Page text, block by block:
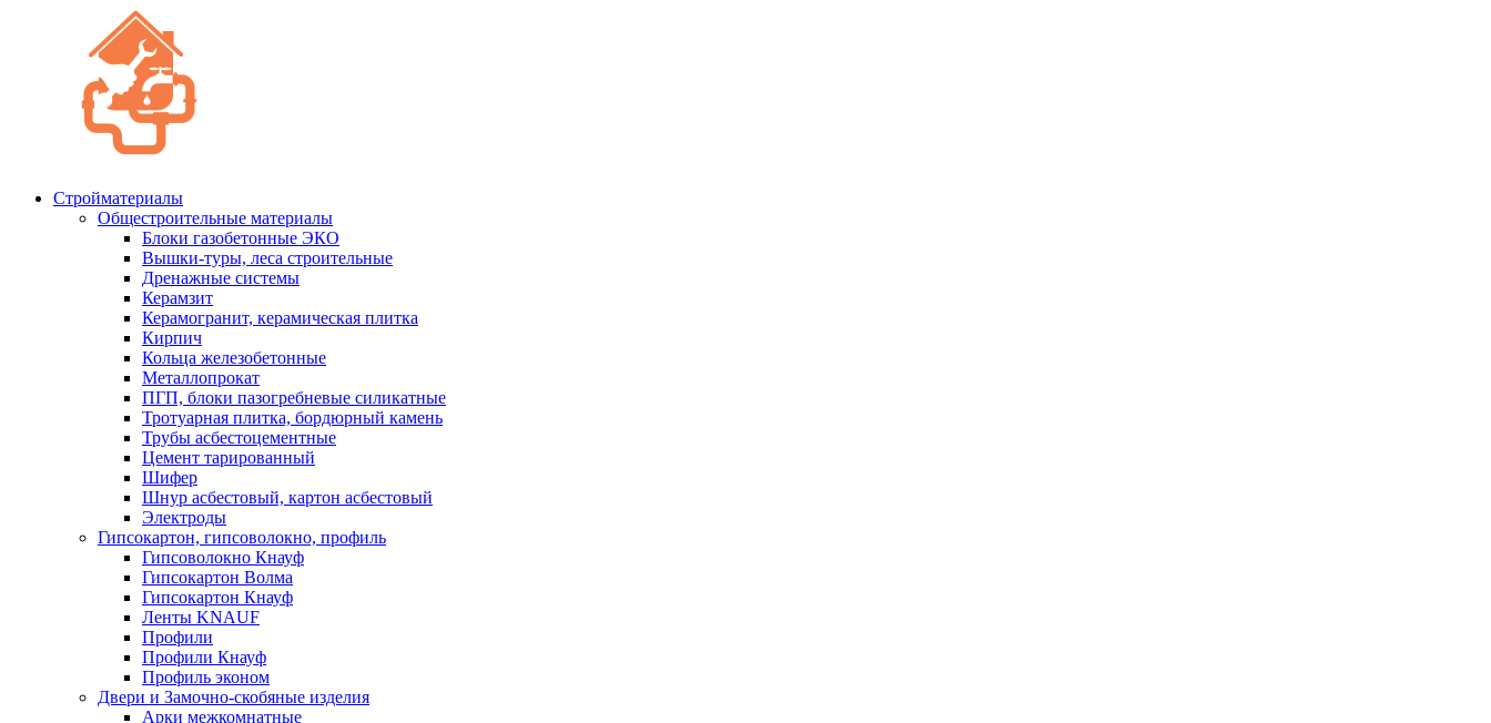
Стройматериалы
Oбщестроительные материалы
Блоки газобетонные ЭКО
Вышки-туры, леса строительные
Дренажные системы
Керамзит
Керамогранит, керамическая плитка
Кирпич
Кольца железобетонные
Металлопрокат
ПГП, блоки пазогребневые силикатные
Тротуарная плитка, бордюрный камень
Трубы асбестоцементные
Цемент тарированный
Шифер
Шнур асбестовый, картон асбестовый
Электроды
Гипсокартон, гипсоволокно, профиль
Гипсоволокно Кнауф
Гипсокартон Волма
Гипсокартон Кнауф
Ленты KNAUF
Профили
Профили Кнауф
Профиль эконом
Двери и Замочно-скобяные изделия
Арки межкомнатные